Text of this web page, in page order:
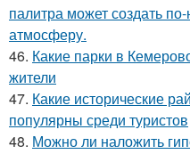
палитра может создать
атмосферу.
46. Какие парки в
жители
47. Какие исторические
популярны среди туристов
48. Можно ли наложить